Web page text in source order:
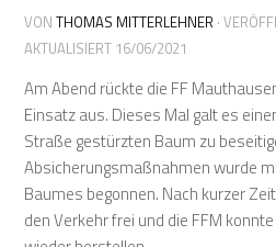
VONTHOMAS MITTERLEHNER ·
AKTUALISIERT 16/06/2021
Am Abend rückte die FF
Einsatz aus. Dieses Mal galt es
Straße gestürzten Baum zu
Absicherungsmaßnahmen wurde
Baumes begonnen. Nach kurzer
den Verkehr frei und die FFM